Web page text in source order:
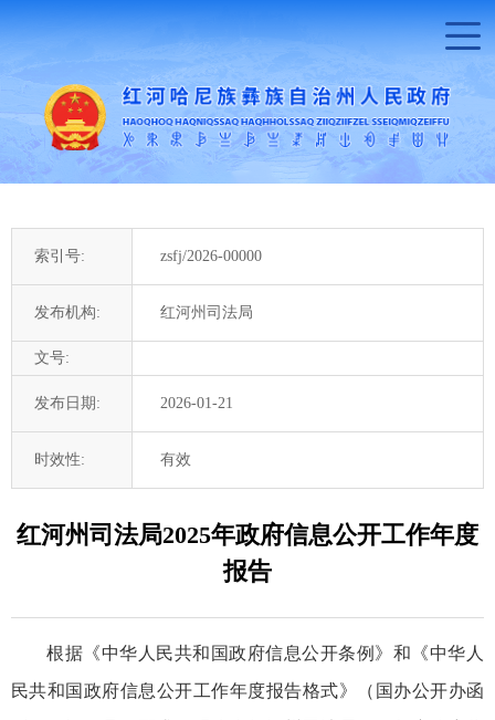
索引号: zsfj/2026-00000
发布机构: 红河州司法局
文号:
发布日期: 2026-01-21
时效性: 有效
红河州司法局2025年政府信息公开工作年度
报告
根据《中华人民共和国政府信息公开条例》和《中华人
民共和国政府信息公开工作年度报告格式》（国办公开办函